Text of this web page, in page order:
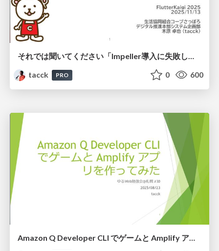
それでは聞いてください「Impeller導入に失敗しました」 #FlutterKaigi #skia
tacck
PRO 0 600
Amazon Q Developer CLI でゲームと Amplify アプリを作ってみた #ゆるWeb札幌